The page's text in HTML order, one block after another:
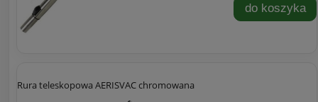
do koszyka
Rura teleskopowa AERISVAC chromowana